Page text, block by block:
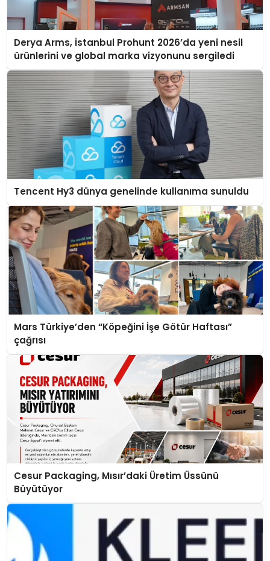
Derya Arms, İstanbul Prohunt 2026’da yeni nesil
ürünlerini ve global marka vizyonunu sergiledi
Tencent Hy3 dünya genelinde kullanıma sunuldu
Mars Türkiye’den “Köpeğini İşe Götür Haftası”
çağrısı
Cesur Packaging, Mısır’daki Üretim Üssünü
Büyütüyor